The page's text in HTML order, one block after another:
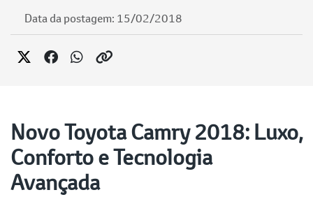
Data da postagem: 15/02/2018
Novo Toyota Camry 2018: Luxo,
Conforto e Tecnologia
Avançada